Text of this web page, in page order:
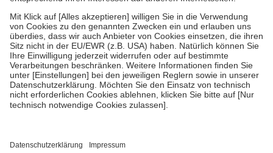
stärken und die besondere Stellung der Familie zu unterstützen,
fallenkeine Zuzahlungenan bei:
• Kindern und Jugendlichen bis zum vollendeten 18. Lebensjahr
mit Ausnahme der Fahrkosten
• Untersuchungen zur Vorsorge und Früherkennung, die von der
GKV getragen werden
• empfohlenen Schutzimpfungen
• Harn- und Blutteststreifen
getroffen, um sicherzustellen, dass es sich um echte Bewertungen